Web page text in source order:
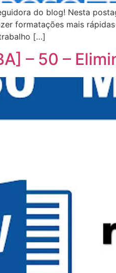
do blog! Nesta
formatações mais
[…]
– 50 –